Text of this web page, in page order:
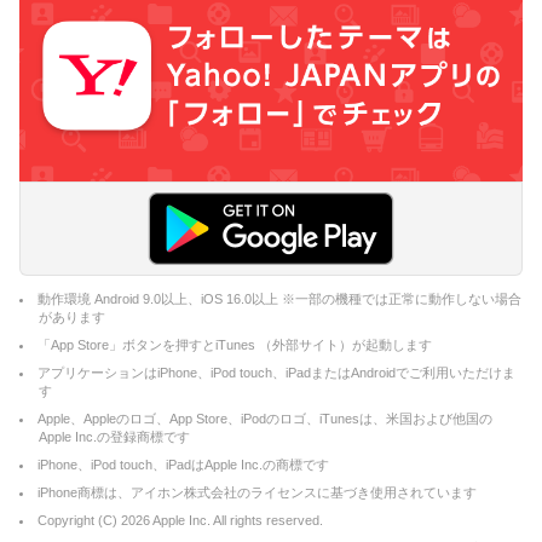
動作環境 Android 9.0以上、iOS 16.0以上 ※一部の機種では正常に動作しない場合
があります
「App Store」ボタンを押すとiTunes （外部サイト）が起動します
アプリケーションはiPhone、iPod touch、iPadまたはAndroidでご利用いただけま
す
Apple、Appleのロゴ、App Store、iPodのロゴ、iTunesは、米国および他国の
Apple Inc.の登録商標です
iPhone、iPod touch、iPadはApple Inc.の商標です
iPhone商標は、アイホン株式会社のライセンスに基づき使用されています
Copyright (C) 2026Apple Inc. All rights reserved.